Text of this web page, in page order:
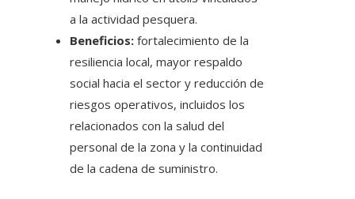
a la actividad pesquera.
Beneficios: fortalecimiento de la
resiliencia local, mayor respaldo
social hacia el sector y reducción de
riesgos operativos, incluidos los
relacionados con la salud del
personal de la zona y la continuidad
de la cadena de suministro.